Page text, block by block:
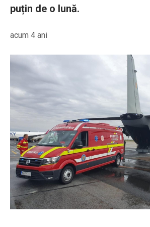
puțin de o lună.
acum 4 ani